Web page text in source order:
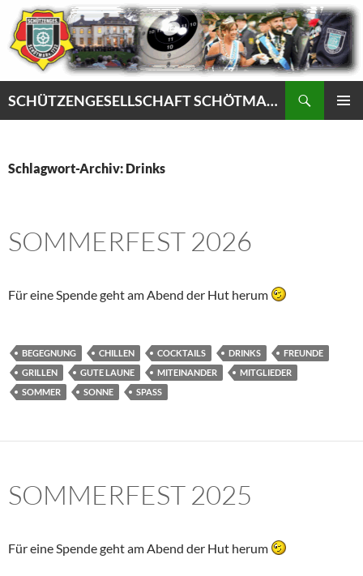
Zum
Inhalt
springen
SCHÜTZENGESELLSCHAFT SCHÖTMAR VON 1732 e.V.
Schlagwort-Archiv: Drinks
SOMMERFEST 2026
Für eine Spende geht am Abend der Hut herum
BEGEGNUNG CHILLEN COCKTAILS DRINKS
FREUNDE
GRILLEN
GUTE LAUNE MITEINANDER
MITGLIEDER
SOMMER
SONNE SPASS
SOMMERFEST 2025
Für eine Spende geht am Abend der Hut herum